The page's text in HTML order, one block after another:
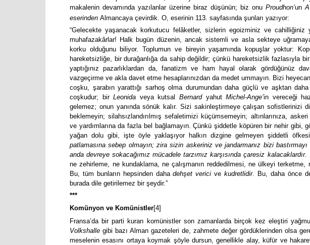
makalenin devamında yazılanlar üzerine biraz düşünün; biz onu Proudhon’un
eserinden Almancaya çevirdik. O, eserinin 113. sayfasında şunları yazıyor:
“Gelecekte yaşanacak korkutucu felâketler, sizlerin egoizminiz ve cahilliğiniz
muhafazakârlar! Halk bugün düzenin, ancak sistemli ve asla sekteye
korku olduğunu biliyor. Toplumun ve bireyin yaşamında kopuşlar yoktur:
hareketsizliğe, bir durağanlığa da sahip değildir; çünkü hareketsizlik fazlasıyla
yaptığınız pazarlıklardan da, fanatizm ve ham hayal olarak gördüğünüz
vazgeçirme ve akla davet etme hesaplarınızdan da medet ummayın. Bizi
coşku, şarabın yarattığı sarhoş olma durumundan daha güçlü ve aşktan
coşkudur; birLeonida veya kutsalBernardyahutMichel-Ange’in vereceği
gelemez; onun yanında sönük kalır. Sizi sakinleştirmeye çalışan sofistlerinizi
beklemeyin; silahsızlandırılmış sefaletimizi küçümsemeyin; altınlarınıza,
ve yardımlarına da fazla bel bağlamayın. Çünkü şiddetle köpüren bir nehir gibi,
yağan dolu gibi, işte öyle yaklaşıyor halkın dizgine gelmeyen şiddetli
patlamasına sebep olmayın; zira sizin askeriniz ve jandarmanız bizi
anda devreye sokacağımız mücadele tarzımız karşısında çaresiz kalacaklardır.
ne zehirleme, ne kundaklama, ne çalışmanın reddedilmesi, ne ülkeyi terketme,
Bu, tüm bunların hepsinden dahadehşet verici vekudretlidir. Bu, daha önce
burada dile getirilemez bir şeydir.”
***
Komünyon ve Komünistler[4]
Fransa’da bir parti kuran komünistler son zamanlarda birçok kez eleştiri
Volkshalle gibi bazı Alman gazeteleri de, zahmete değer gördüklerinden olsa
meselenin esasını ortaya koymak şöyle dursun, genellikle alay, küfür ve